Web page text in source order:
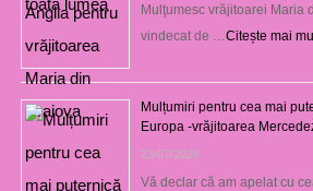
Mulţumesc vrăjitoarei Maria
vindecat de … Citește mai
Mulțumiri pentru cea mai
Europa -vrăjitoarea
23/07/2026
Vă declar că am apelat cu